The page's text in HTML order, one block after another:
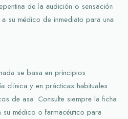
de la audición o sensación
su médico de inmediato para una
se basa en principios
clínica y en prácticas habituales
de asa. Consulte siempre la ficha
médico o farmacéutico para